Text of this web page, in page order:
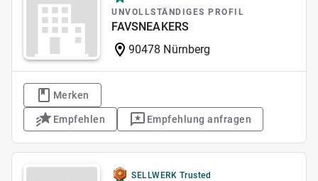
UNVOLLSTÄNDIGES PROFIL
FAVSNEAKERS
90478 Nürnberg
Merken
Empfehlen Empfehlung anfragen
SELLWERK Trusted